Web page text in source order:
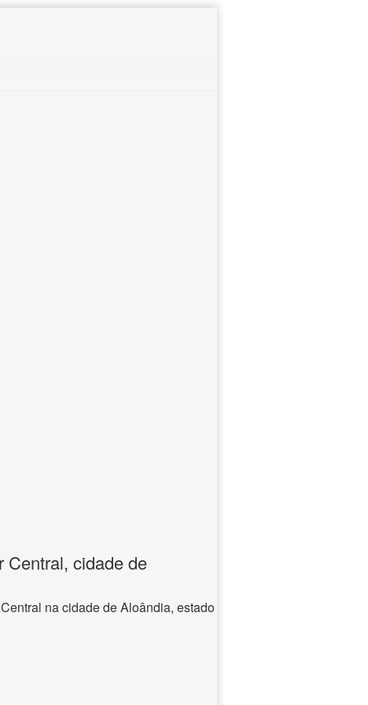
Central, cidade de
na cidade de Aloândia, estado